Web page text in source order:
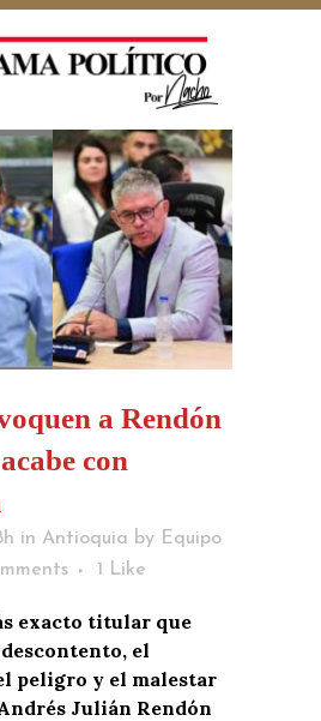
a Rendón
con
in Antioquia by Equipo
1 Like
exacto titular que
el
peligro y el malestar
Julián Rendón